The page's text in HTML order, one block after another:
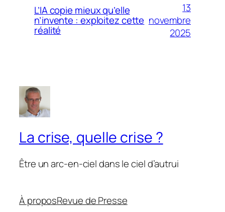
L’IA copie mieux qu’elle
n’invente : exploitez cette
réalité
13
novembre
2025
La crise, quelle crise ?
Être un arc-en-ciel dans le ciel d’autrui
À proposRevue de Presse